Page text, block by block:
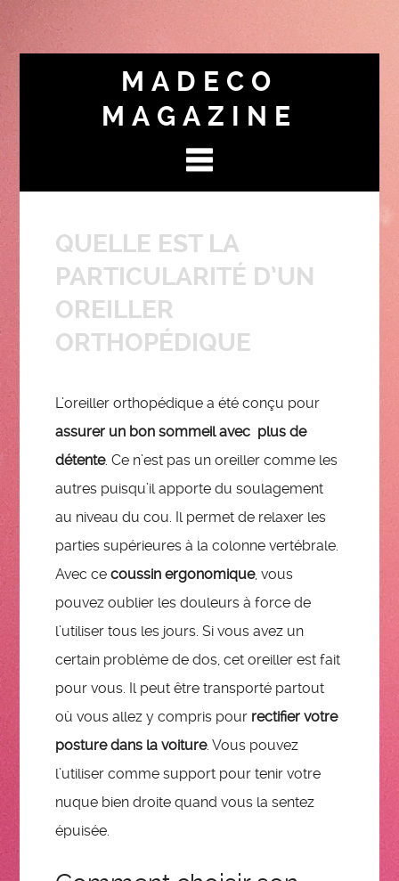
MADECO
MAGAZINE
QUELLE EST LA
PARTICULARITÉ D’UN
OREILLER
ORTHOPÉDIQUE
L’oreiller orthopédique a été conçu pour
assurer un bon sommeil avec plus de
détente. Ce n’est pas un oreiller comme les
autres puisqu’il apporte du soulagement
au niveau du cou. Il permet de relaxer les
parties supérieures à la colonne vertébrale.
Avec ce coussin ergonomique, vous
pouvez oublier les douleurs à force de
l’utiliser tous les jours. Si vous avez un
certain problème de dos, cet oreiller est fait
pour vous. Il peut être transporté partout
où vous allez y compris pour rectifier votre
posture dans la voiture. Vous pouvez
l’utiliser comme support pour tenir votre
nuque bien droite quand vous la sentez
épuisée.